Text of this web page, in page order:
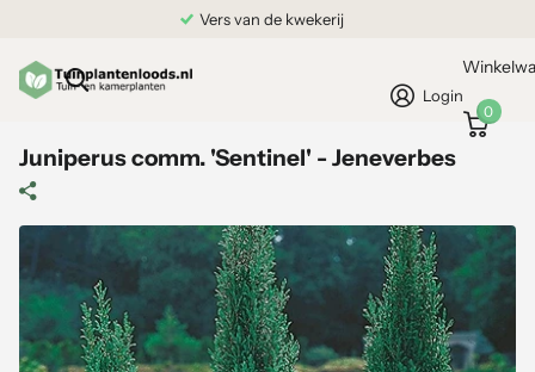
Vers van de kwekerij
Login
0
Juniperus comm. 'Sentinel' - Jeneverbes